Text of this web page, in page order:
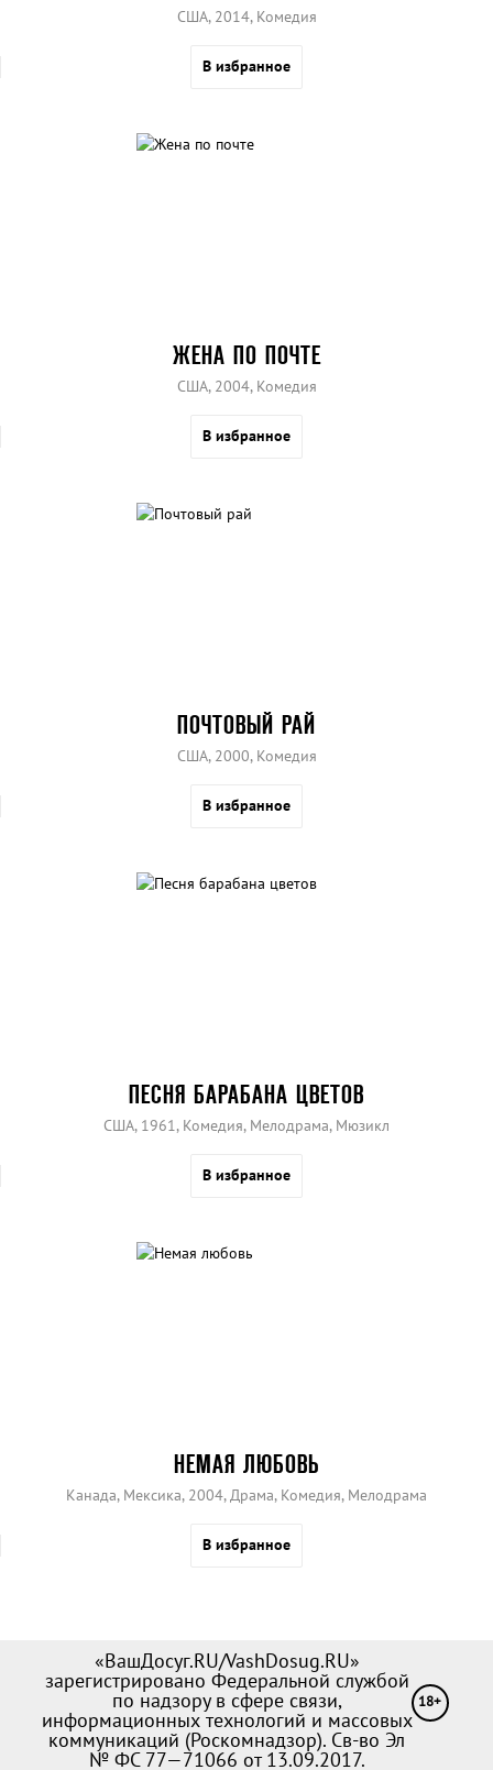
США, 2014, Комедия
В избранное
ЖЕНА ПО ПОЧТЕ
США, 2004, Комедия
В избранное
ПОЧТОВЫЙ РАЙ
США, 2000, Комедия
В избранное
ПЕСНЯ БАРАБАНА ЦВЕТОВ
США, 1961, Комедия, Мелодрама, Мюзикл
В избранное
НЕМАЯ ЛЮБОВЬ
Канада, Мексика, 2004, Драма, Комедия, Мелодрама
В избранное
«ВашДосуг.RU/VashDosug.RU»
зарегистрировано Федеральной службой
по надзору в сфере связи,
информационных технологий и массовых
коммуникаций (Роскомнадзор). Св-во Эл
№ ФС 77—71066 от 13.09.2017.
18+